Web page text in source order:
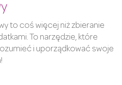
to coś więcej niż zbieranie
To narzędzie, które
i uporządkować swoje